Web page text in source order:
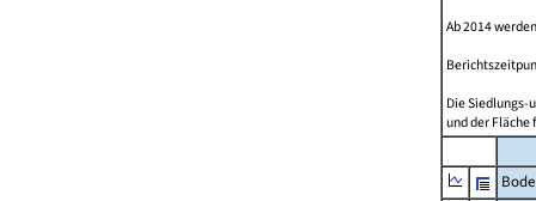
Ab 2014
Die Siedlungs-
und der Fläche